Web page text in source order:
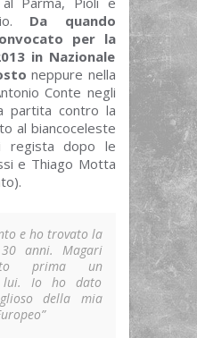
Da quando
per la
in Nazionale
neppure nella
Conte negli
partita contro la
al biancoceleste
regista dopo le
e Thiago Motta
e ho trovato la
anni. Magari
prima un
lui. Io ho dato
della mia